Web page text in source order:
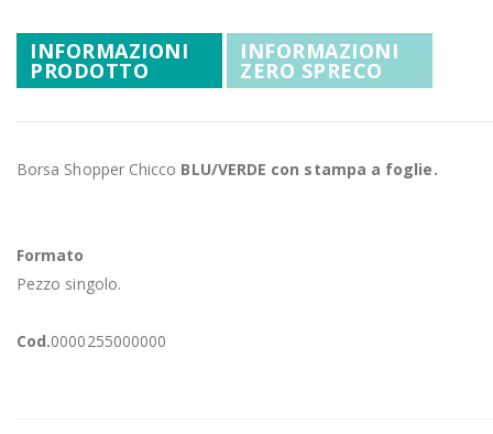
Mistery Box
galleria
INFORMAZIONI
PRODOTTO
Borsa Shopper Chicco BLU/VERDE con stampa a foglie.
Formato
Pezzo singolo.
Cod.0000255000000
INFORMAZIONI
ZERO SPRECO